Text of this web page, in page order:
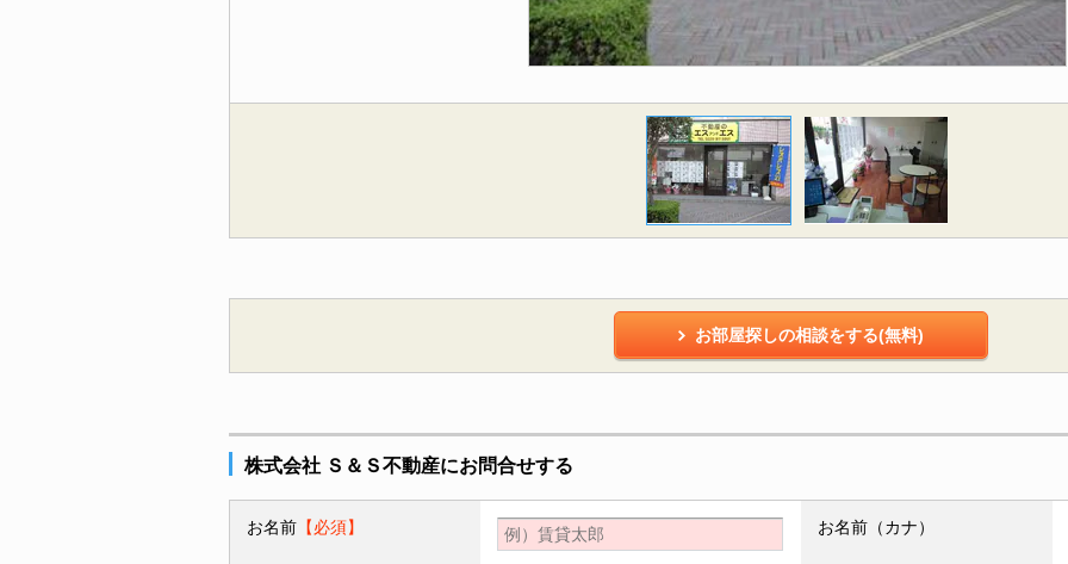
お部屋探しの相談をする(無料)
株式会社 Ｓ＆Ｓ不動産にお問合せする
お名前 【必須】 お名前（カナ）